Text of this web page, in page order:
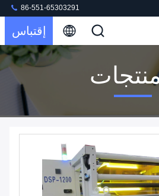
86-551-65303291
إقتباس